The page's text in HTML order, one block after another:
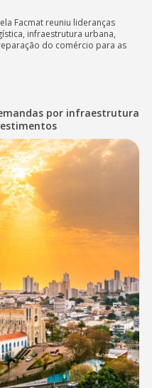
Facmat reuniu lideranças
infraestrutura urbana,
do comércio para as
por infraestrutura